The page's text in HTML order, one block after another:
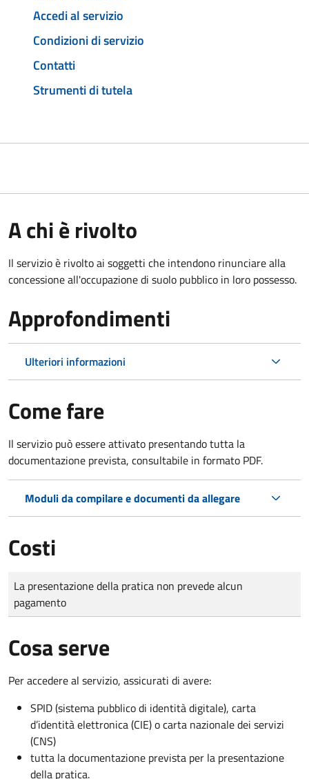
Accedi al servizio
Condizioni di servizio
Contatti
Strumenti di tutela
A chi è rivolto
Il servizio è rivolto ai soggetti che intendono rinunciare alla
concessione all'occupazione di suolo pubblico in loro possesso.
Approfondimenti
Ulteriori informazioni
Come fare
Il servizio può essere attivato presentando tutta la
documentazione prevista, consultabile in formato PDF.
Moduli da compilare e documenti da allegare
Costi
Tipo di pagamento
Importo
La presentazione della pratica non prevede alcun
pagamento
Cosa serve
Per accedere al servizio, assicurati di avere:
SPID (sistema pubblico di identità digitale), carta
d’identità elettronica (CIE) o carta nazionale dei servizi
(CNS)
tutta la documentazione prevista per la presentazione
della pratica.